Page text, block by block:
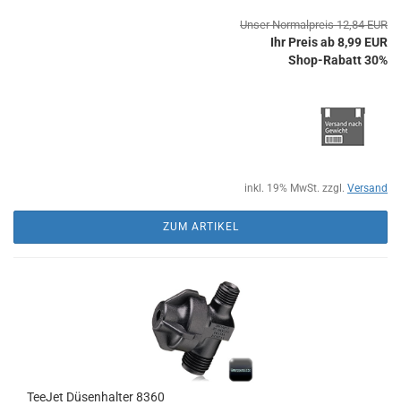
Unser Normalpreis 12,84 EUR
Ihr Preis ab 8,99 EUR
Shop-Rabatt 30%
inkl. 19% MwSt. zzgl. Versand
ZUM ARTIKEL
TeeJet Düsenhalter 8360